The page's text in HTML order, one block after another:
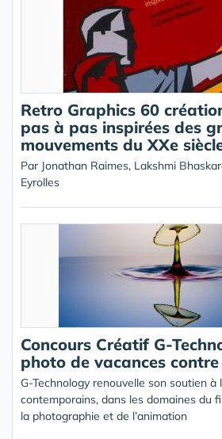
Retro Graphics 60
pas à pas inspirées des
mouvements du XXe
Par Jonathan Raimes, Lakshmi
Eyrolles
Concours Créatif G-
photo de vacances contre
G-Technology renouvelle son soutien à
contemporains, dans les domaines du
la photographie et de l’animation